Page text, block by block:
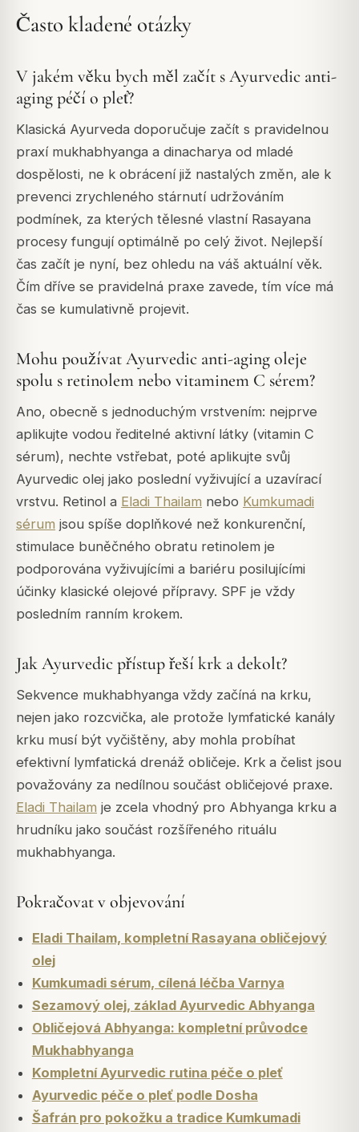
Často kladené otázky
V jakém věku bych měl začít s Ayurvedic anti-
aging péčí o pleť?
Klasická Ayurveda doporučuje začít s pravidelnou
praxí mukhabhyanga a dinacharya od mladé
dospělosti, ne k obrácení již nastalých změn, ale k
prevenci zrychleného stárnutí udržováním
podmínek, za kterých tělesné vlastní Rasayana
procesy fungují optimálně po celý život. Nejlepší
čas začít je nyní, bez ohledu na váš aktuální věk.
Čím dříve se pravidelná praxe zavede, tím více má
čas se kumulativně projevit.
Mohu používat Ayurvedic anti-aging oleje
spolu s retinolem nebo vitaminem C sérem?
Ano, obecně s jednoduchým vrstvením: nejprve
aplikujte vodou ředitelné aktivní látky (vitamin C
sérum), nechte vstřebat, poté aplikujte svůj
Ayurvedic olej jako poslední vyživující a uzavírací
vrstvu. Retinol a Eladi Thailam nebo Kumkumadi
sérum jsou spíše doplňkové než konkurenční,
stimulace buněčného obratu retinolem je
podporována vyživujícími a bariéru posilujícími
účinky klasické olejové přípravy. SPF je vždy
posledním ranním krokem.
Jak Ayurvedic přístup řeší krk a dekolt?
Sekvence mukhabhyanga vždy začíná na krku,
nejen jako rozcvička, ale protože lymfatické kanály
krku musí být vyčištěny, aby mohla probíhat
efektivní lymfatická drenáž obličeje. Krk a čelist jsou
považovány za nedílnou součást obličejové praxe.
Eladi Thailam je zcela vhodný pro Abhyanga krku a
hrudníku jako součást rozšířeného rituálu
mukhabhyanga.
Pokračovat v objevování
Eladi Thailam, kompletní Rasayana obličejový
olej
Kumkumadi sérum, cílená léčba Varnya
Sezamový olej, základ Ayurvedic Abhyanga
Obličejová Abhyanga: kompletní průvodce
Mukhabhyanga
Kompletní Ayurvedic rutina péče o pleť
Ayurvedic péče o pleť podle Dosha
Šafrán pro pokožku a tradice Kumkumadi